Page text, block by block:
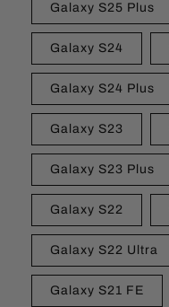
Galaxy S25 Plus
Galaxy S24
Galaxy S24 Plus
Galaxy S23
Galaxy S23 Plus
Galaxy S22
Galaxy S22 Ultra
Galaxy S21 FE